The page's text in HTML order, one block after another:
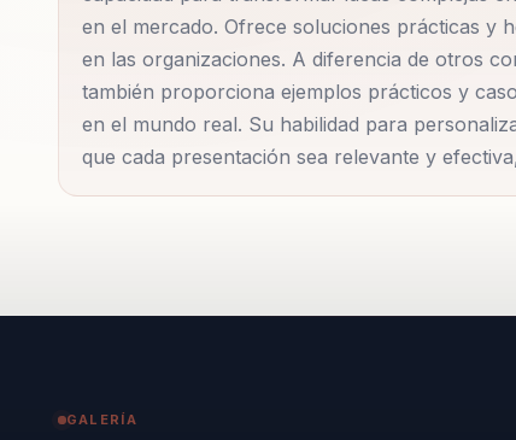
fomentando el crecimiento personal y
Pablo ha trabajado con una amplia gama de
enfoque a las necesidades específicas de cada
profunda de los desafíos únicos que enfrentan
transformacional puede ser la clave para
en el mercado. Ofrece soluciones prácticas y
en las organizaciones. A diferencia de otros
también proporciona ejemplos prácticos y
en el mundo real. Su habilidad para
que cada presentación sea relevante y
GALERÍA